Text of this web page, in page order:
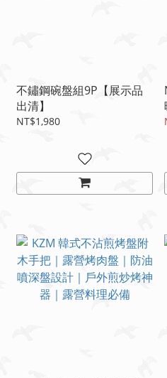
不鏽鋼碗盤組9P【展示品
出清】
NT$1,980